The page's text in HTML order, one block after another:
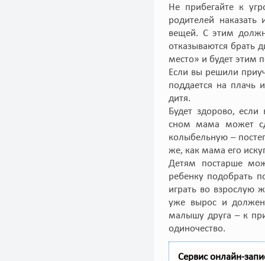
Не прибегайте к
родителей
вещей. С этим
отказываются брать
место» и будет этим
Если вы решили
поддается на плачь
дитя.
Будет здорово, если
сном мама может
колыбельную –
же, как мама его
Детям постарше
ребенку подобрать
играть во взрослую
уже вырос и должен
малышу друга – к
одиночество.
Сервис онлайн-